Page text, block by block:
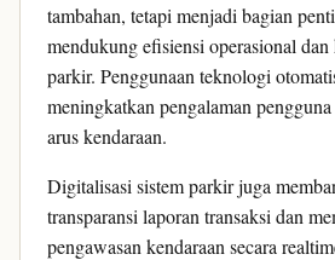
tambahan, tetapi menjadi bagian
mendukung efisiensi operasional dan
parkir. Penggunaan teknologi
meningkatkan pengalaman
arus kendaraan.
Digitalisasi sistem parkir juga
transparansi laporan transaksi dan
pengawasan kendaraan secara